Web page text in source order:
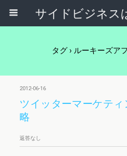
タグ › ルーキーズア
2012-06-16
ツイッターマーケティ
略
返答なし